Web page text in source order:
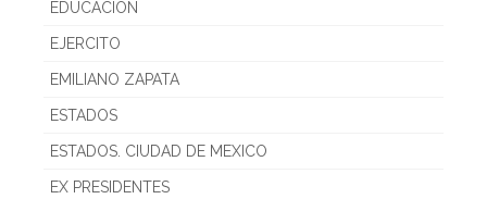
EDUCACION
EJERCITO
EMILIANO ZAPATA
ESTADOS
ESTADOS. CIUDAD DE MEXICO
EX PRESIDENTES